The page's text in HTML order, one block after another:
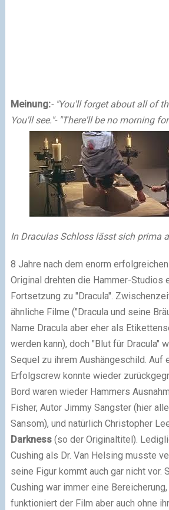
Meinung:- "You'll forget about all of
You'll see."- "There'll be no morning
In Draculas Schloss lässt sich prima
8 Jahre nach dem enorm
Original drehten die Hammer-Studios
Fortsetzung zu "Dracula".
ähnliche Filme ("Dracula und seine
Name Dracula aber eher als
werden kann), doch "Blut für Dracula"
Sequel zu ihrem Aushängeschild. Auf
Erfolgscrew konnte wieder
Bord waren wieder Hammers
Fisher, Autor Jimmy Sangster (hier
Sansom), und natürlich Christopher
Darkness(so der Originaltitel).
Cushing als Dr. Van Helsing musste
seine Figur kommt auch gar nicht vor.
Cushing war immer eine
funktioniert der Film aber auch ohne